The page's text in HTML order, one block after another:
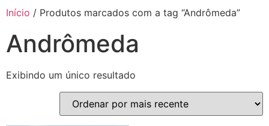
Início / Produtos marcados com a tag “Andrômeda”
Andrômeda
Exibindo um único resultado